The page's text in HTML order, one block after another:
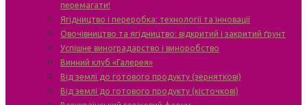
перемагати!
Ягідництво і переробка: технології та інновації
Овочівництво та ягідництво: відкритий і закритий ґрунт
Успішне виноградарство і виноробство
Винний клуб «Галерея»
Від землі до готового продукту (зерняткові)
Від землі до готового продукту (кісточкові)